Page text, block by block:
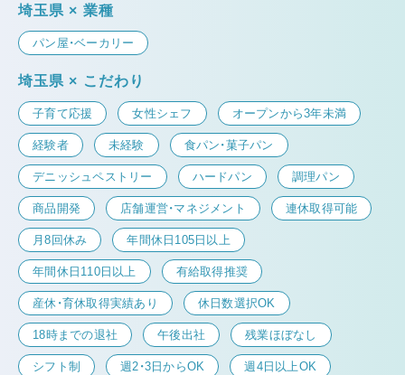
埼玉県 × 業種
パン屋・ベーカリー
埼玉県 × こだわり
子育て応援 女性シェフ オープンから3年未満
経験者 未経験 食パン・菓子パン
デニッシュペストリー ハードパン 調理パン
商品開発 店舗運営・マネジメント 連休取得可能
月8回休み 年間休日105日以上
年間休日110日以上 有給取得推奨
産休・育休取得実績あり 休日数選択OK
18時までの退社 午後出社 残業ほぼなし
シフト制 週2・3日からOK 週4日以上OK